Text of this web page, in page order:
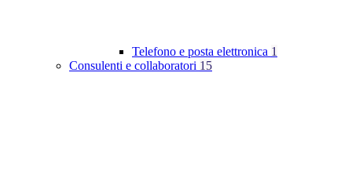
Telefono e posta elettronica 1
Consulenti e collaboratori 15